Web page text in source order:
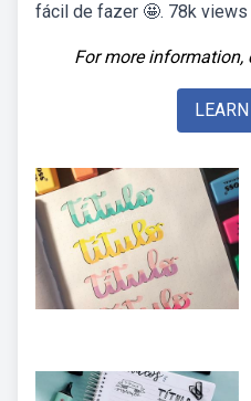
fácil de fazer 🤩. 78k views
For more information,